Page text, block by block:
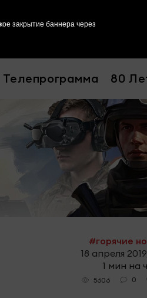
Телепрограмма 80
#горячие
18 апреля
1 мин на
5606 0